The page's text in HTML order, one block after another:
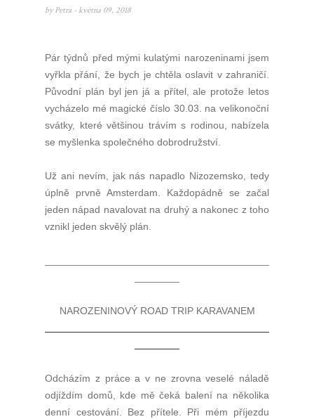
by Petra - května 09, 2018
Pár týdnů před mými kulatými narozeninami jsem
vyřkla přání, že bych je chtěla oslavit v zahraničí.
Původní plán byl jen já a přítel, ale protože letos
vycházelo mé magické číslo 30.03. na velikonoční
svátky, které většinou trávím s rodinou, nabízela
se myšlenka společného dobrodružství.
Už ani nevím, jak nás napadlo Nizozemsko, tedy
úplně prvně Amsterdam. Každopádně se začal
jeden nápad navalovat na druhý a nakonec z toho
vznikl jeden skvělý plán.
NAROZENINOVÝ ROAD TRIP KARAVANEM
Odcházím z práce a v ne zrovna veselé náladě
odjíždím domů, kde mě čeká balení na několika
denní cestování. Bez přítele. Při mém příjezdu